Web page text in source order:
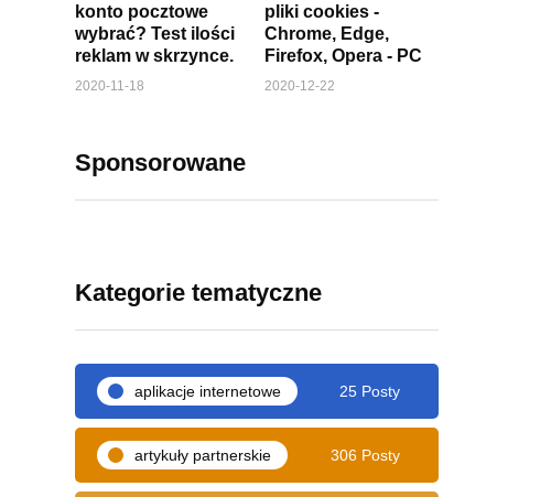
konto pocztowe
wybrać? Test ilości
reklam w skrzynce.
2020-11-18
pliki cookies -
Chrome, Edge,
Firefox, Opera - PC
2020-12-22
Sponsorowane
Kategorie tematyczne
aplikacje internetowe 25 Posty
artykuły partnerskie 306 Posty